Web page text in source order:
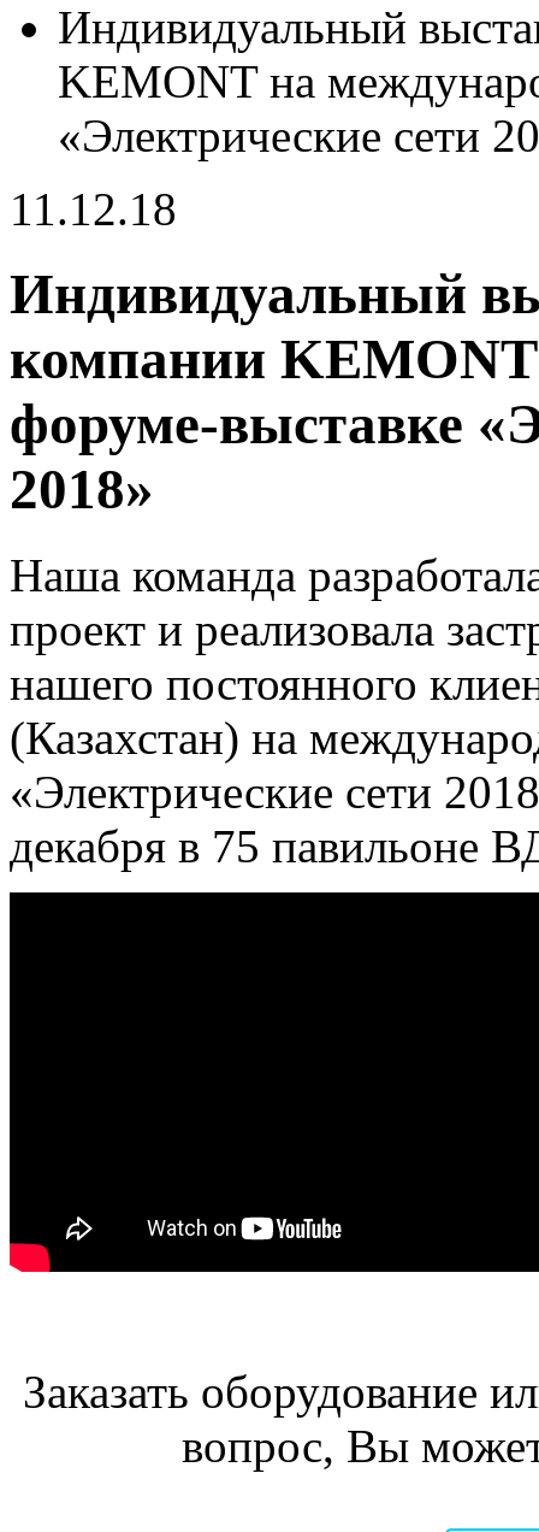
Индивидуальный
KEMONT на
«Электрические сети
11.12.18
Индивидуальный
компании
форуме-выставке
2018»
Наша команда
проект и реализовала
нашего постоянного
(Казахстан) на
«Электрические сети
декабря в 75 павильоне
Заказать оборудование
вопрос, Вы